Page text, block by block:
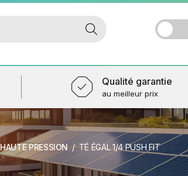
Qualité garantie
au meilleur prix
HAUTE PRESSION TÉ ÉGAL 1/4 PUSH FIT